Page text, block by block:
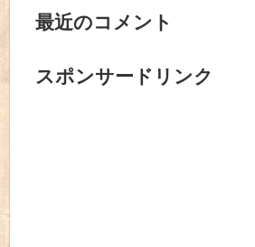
最近のコメント
スポンサードリンク